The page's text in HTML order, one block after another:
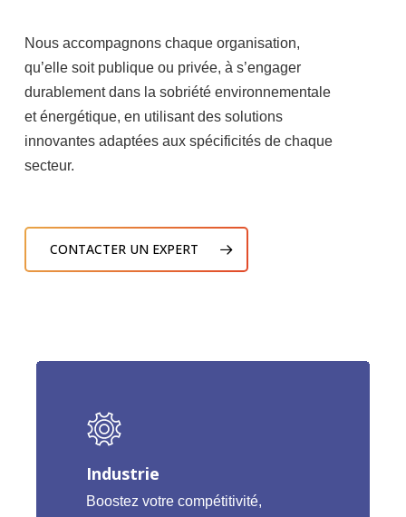
Nous accompagnons chaque organisation,
qu’elle soit publique ou privée, à s’engager
durablement dans la sobriété environnementale
et énergétique, en utilisant des solutions
innovantes adaptées aux spécificités de chaque
secteur.
CONTACTER UN EXPERT
Industrie
Boostez votre compétitivité,